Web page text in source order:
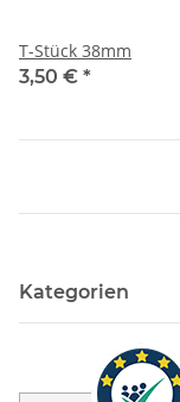
T-Stück 38mm
3,50 € *
Kategorien